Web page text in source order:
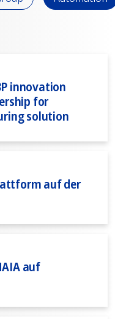
innovation
for
solution
auf der
auf